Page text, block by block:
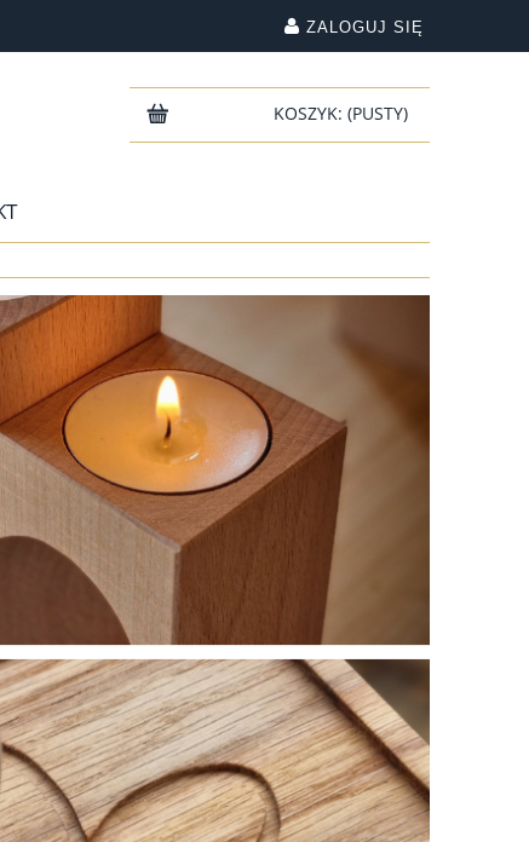
ZALOGUJ SIĘ
KOSZYK: (PUSTY)